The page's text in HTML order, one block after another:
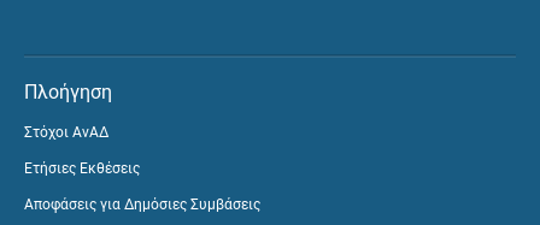
Πλοήγηση
Στόχοι ΑνΑΔ
Ετήσιες Εκθέσεις
Αποφάσεις για Δημόσιες Συμβάσεις